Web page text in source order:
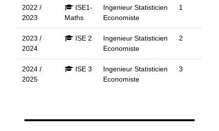
2022 /
2023
ISE1-
Maths
Ingenieur Statisticien
Economiste
1
2023 /
2024
ISE 2
Ingenieur Statisticien
Economiste
2
2024 /
2025
ISE 3
Ingenieur Statisticien
Economiste
3